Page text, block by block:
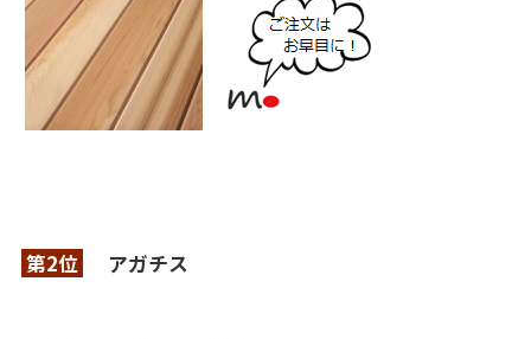
第2位 アガチス